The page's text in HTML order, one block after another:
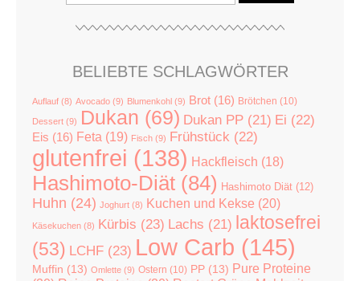
BELIEBTE SCHLAGWÖRTER
Auflauf (8) Avocado (9) Blumenkohl (9) Brot (16) Brötchen (10)
Dessert (9) Dukan (69) Dukan PP (21) Ei (22)
Eis (16) Feta (19) Fisch (9) Frühstück (22)
glutenfrei (138) Hackfleisch (18)
Hashimoto-Diät (84) Hashimoto Diät (12)
Huhn (24) Joghurt (8) Kuchen und Kekse (20)
Käsekuchen (8) Kürbis (23) Lachs (21) laktosefrei
(53) LCHF (23) Low Carb (145)
Muffin (13) Omlette (9) Ostern (10) PP (13) Pure Proteine